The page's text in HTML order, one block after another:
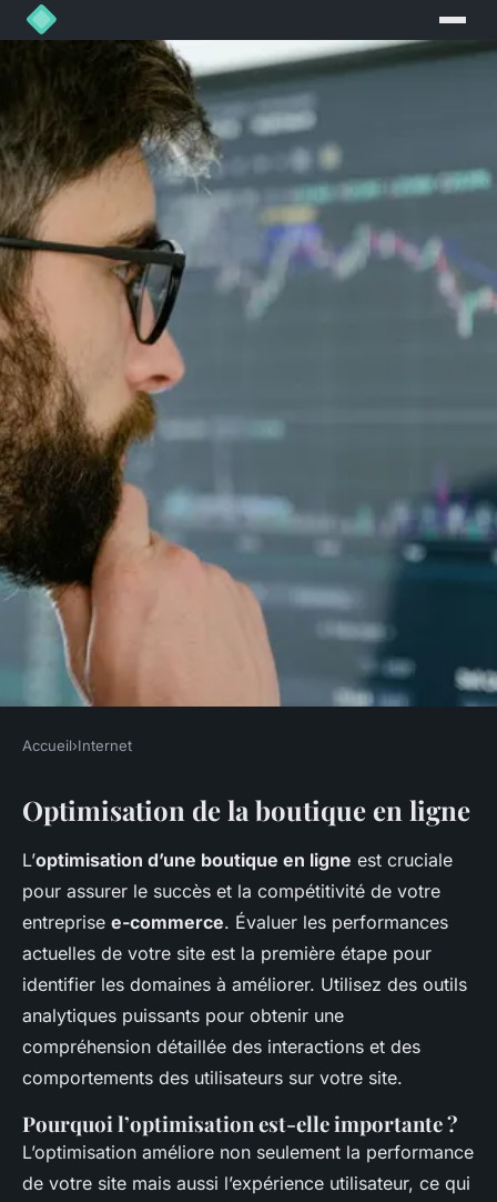
Webmastering et e-commerce:
comment optimiser une
boutique en ligne?
•23 mars 2025
Accueil›Internet
Optimisation de la boutique en ligne
L’optimisation d’une boutique en ligne est cruciale
pour assurer le succès et la compétitivité de votre
entreprise e-commerce. Évaluer les performances
actuelles de votre site est la première étape pour
identifier les domaines à améliorer. Utilisez des outils
analytiques puissants pour obtenir une
compréhension détaillée des interactions et des
comportements des utilisateurs sur votre site.
Pourquoi l’optimisation est-elle importante ?
L’optimisation améliore non seulement la performance
de votre site mais aussi l’expérience utilisateur, ce qui